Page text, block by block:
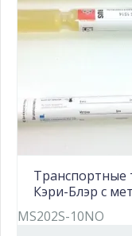
Транспортные
Кэри-Блэр с
MS202S-10NO